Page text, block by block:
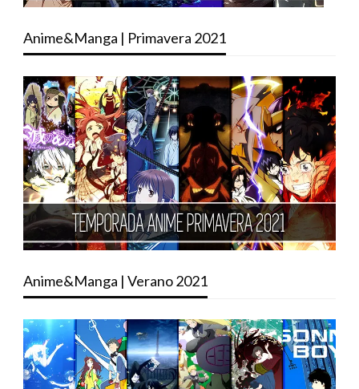
Anime&Manga | Primavera 2021
Anime&Manga | Verano 2021